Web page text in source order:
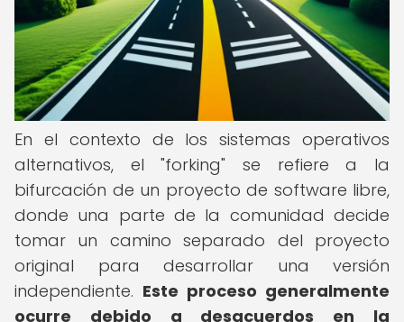
En el contexto de los sistemas operativos
alternativos, el "forking" se refiere a la
bifurcación de un proyecto de software libre,
donde una parte de la comunidad decide
tomar un camino separado del proyecto
original para desarrollar una versión
independiente. Este proceso generalmente
ocurre debido a desacuerdos en la